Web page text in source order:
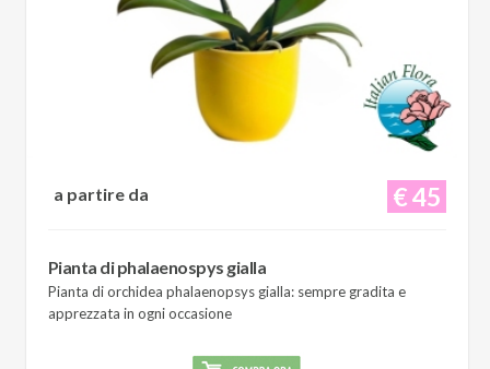
€ 45
a partire da
Pianta di phalaenospys gialla
Pianta di orchidea phalaenopsys gialla: sempre gradita e
apprezzata in ogni occasione